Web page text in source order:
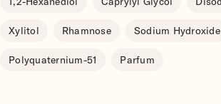
Xylitol Rhamnose Sodium Hydroxide
Polyquaternium-51 Parfum